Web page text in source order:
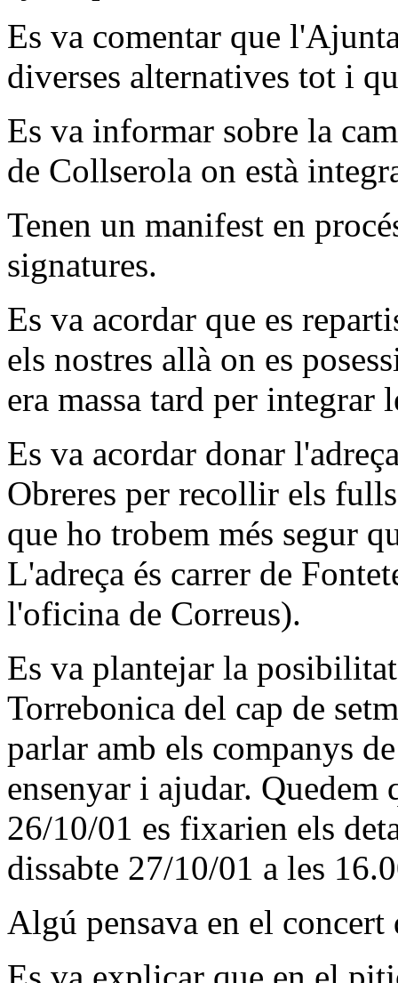
Es va comentar que
diverses alternatives tot i
Es va informar sobre la
de Collserola on està
Tenen un manifest en
signatures.
Es va acordar que es
els nostres allà on es
era massa tard per integrar
Es va acordar donar
Obreres per recollir els
que ho trobem més segur
L'adreça és carrer de
l'oficina de Correus).
Es va plantejar la
Torrebonica del cap de
parlar amb els companys
ensenyar i ajudar.
26/10/01 es fixarien els
dissabte 27/10/01 a les
Algú pensava en el